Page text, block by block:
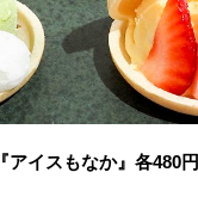
『アイスもなか』各480円